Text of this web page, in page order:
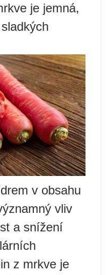
je jemná,
v obsahu
vliv
a snížení
z mrkve je